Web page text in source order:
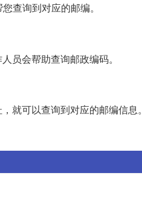
查询到对应的邮编。
员会帮助查询邮政编码。
就可以查询到对应的邮编信息。